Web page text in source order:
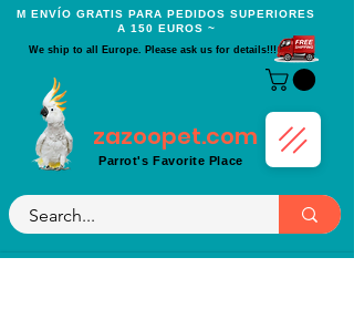
Μ ENVÍO GRATIS PARA PEDIDOS SUPERIORES
A 150 EUROS ~
We ship to all Europe. Please ask us for details!!!
zazoopet.com
Parrot's Favorite Place